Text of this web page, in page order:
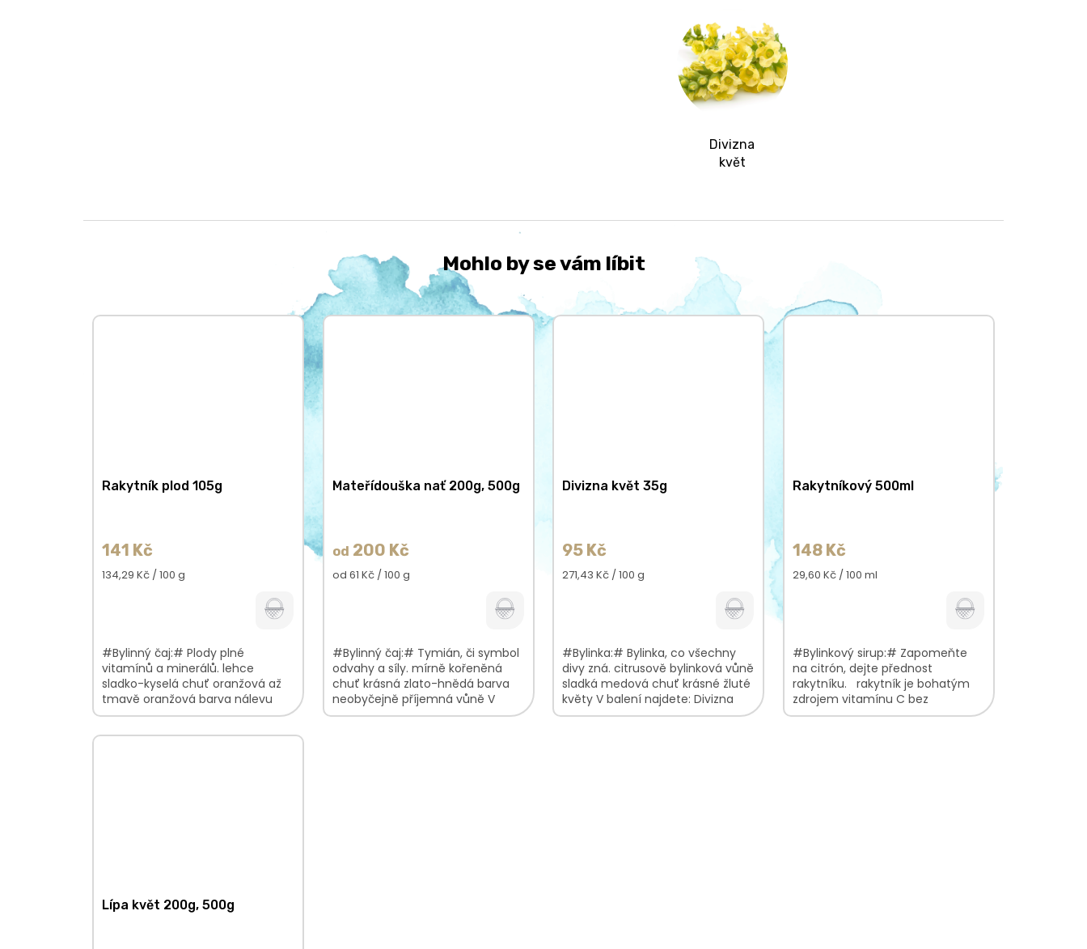
Divizna
květ
Mohlo by se vám líbit
Rakytník plod 105g
141 Kč
Měrná
134,29 Kč / 100 g
#Bylinný čaj:# Plody plné
vitamínů a minerálů. lehce
sladko-kyselá chuť oranžová až
tmavě oranžová barva nálevu
bylinná, citrusová vůně V balení
Mateřídouška nať 200g, 500g
od 200 Kč
Měrná
od 61 Kč / 100 g
#Bylinný čaj:# Tymián, či symbol
odvahy a síly. mírně kořeněná
chuť krásná zlato-hnědá barva
neobyčejně příjemná vůně V
balení najdete: Mateřídouška
Divizna květ 35g
95 Kč
Měrná
271,43 Kč / 100 g
#Bylinka:# Bylinka, co všechny
divy zná. citrusově bylinková vůně
sladká medová chuť krásné žluté
květy V balení najdete: Divizna
květ100%
Rakytníkový 500ml
148 Kč
Měrná
29,60 Kč / 100 ml
#Bylinkový sirup:# Zapomeňte
na citrón, dejte přednost
rakytníku. rakytník je bohatým
zdrojem vitamínu C bez
přidaných konzervantů, umělých
Lípa květ 200g, 500g